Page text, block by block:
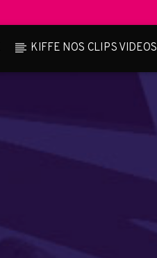
KIFFE NOS CLIPS VIDEOS